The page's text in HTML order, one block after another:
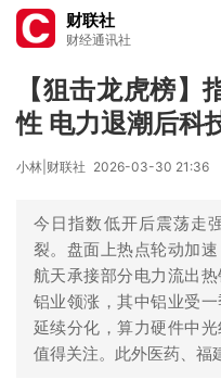
财联社
财经通讯社
【狙击龙虎榜
性 电力退潮后科
小林|财联社 2026-03-30 21:36
今日指数低开后震荡走
裂。盘面上热点轮动加
航天承接部分电力流出热
铝业领涨，其中铝业受
延续分化，算力硬件中
值得关注。此外医药、福